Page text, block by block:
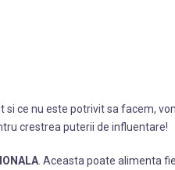
si ce nu este potrivit sa facem,
crestrea puterii de influentare!
. Aceasta poate alimenta